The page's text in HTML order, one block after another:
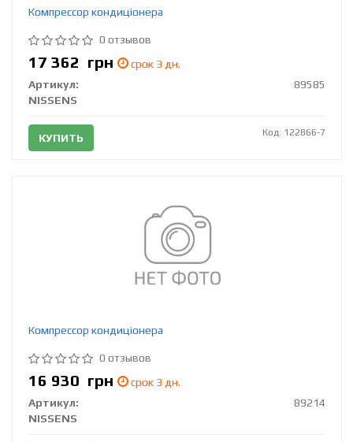
Компрессор кондиціонера
0 отзывов
17 362 грн
срок 3 дн.
Артикул:
89585
NISSENS
КУПИТЬ Код: 122866-7
Компрессор кондиціонера
0 отзывов
16 930 грн
срок 3 дн.
Артикул:
89214
NISSENS